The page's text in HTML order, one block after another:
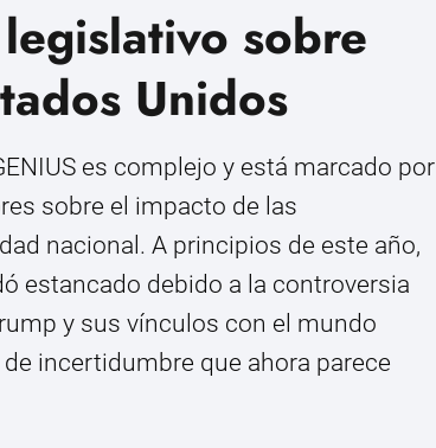
sobre
Unidos
es complejo y está marcado por
sobre el impacto de las
nacional. A principios de este año,
estancado debido a la controversia
y sus vínculos con el mundo
incertidumbre que ahora parece